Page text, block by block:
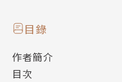
從浴室、書包、啦啦
別意識」。
目錄
作者簡介
目次